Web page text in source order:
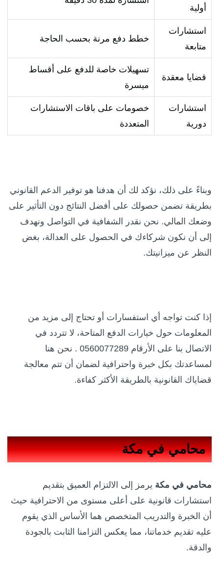
أولية
استشارات
متابعة
خطط دفع مرنة بحسب الحاجة
قضايا معقدة
تسهيلات خاصة للدفع على أقساط
ميسرة
استشارات
دورية
خصومات على باقات الاستشارات
المتعددة
وبناءً على ذلك، نؤكد لك أن هدفنا هو توفير الدعم القانوني
بطريقة تضمن حصولك على أفضل النتائج دون التأثير على
وضعك المالي. نحن نقدر الشفافية في التواصل ونهدف
إلى أن نكون شركاءك في الحصول على العدالة، بغض
النظر عن ميزانيتك.
إذا كنت تواجه أي استفسارات أو تحتاج إلى مزيد من
المعلومات حول خيارات الدفع المتاحة، لا تتردد في
الاتصال بنا على الأرقام 0560077289 . نحن هنا
لمساعدتك بكل خبرة واحترافية لضمان أن تتم معالجة
قضاياك القانونية بالطريقة الأكثر كفاءة.
محامي في مكة
محامي في مكة يرمز إلى الالتزام العميق بتقديم
استشارات قانونية على أعلى مستوى من الاحترافية حيث
أن الخبرة والتدريب المتخصص هما الأساس الذي يقوم
عليه تقديم خدماتنا، مما يعكس التزامنا الثابت بالجودة
والدقة.